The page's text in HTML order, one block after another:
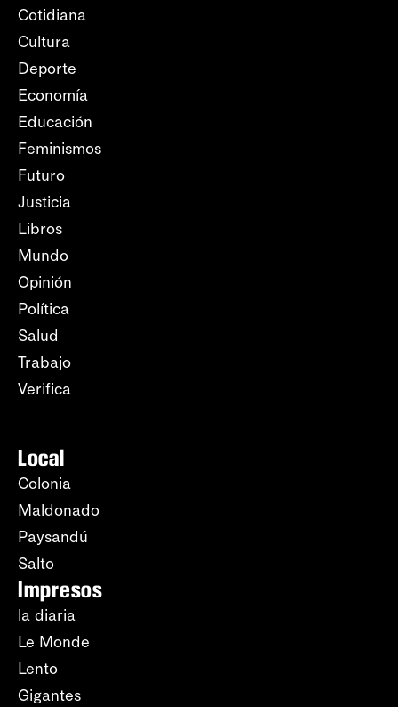
Cotidiana
Cultura
Deporte
Economía
Educación
Feminismos
Futuro
Justicia
Libros
Mundo
Opinión
Política
Salud
Trabajo
Verifica
Local
Colonia
Maldonado
Paysandú
Salto
Impresos
la diaria
Le Monde
Lento
Gigantes